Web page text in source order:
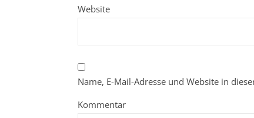
Website
Name, E-Mail-Adresse und Website in
Kommentar